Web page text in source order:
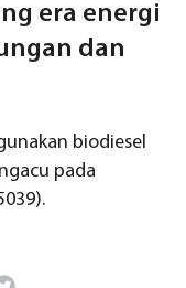
era energi
dan
biodiesel
pada